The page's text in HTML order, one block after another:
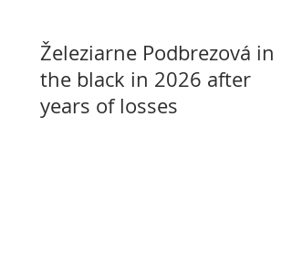
Železiarne Podbrezová in
the black in 2026 after
years of losses